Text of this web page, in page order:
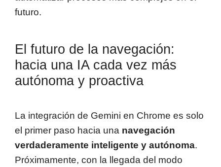
futuro.
El futuro de la navegación:
hacia una IA cada vez más
autónoma y proactiva
La integración de Gemini en Chrome es solo
el primer paso hacia una navegación
verdaderamente inteligente y autónoma.
Próximamente, con la llegada del modo